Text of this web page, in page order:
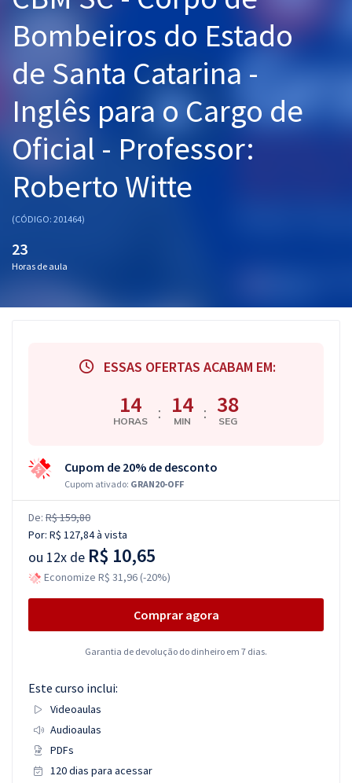
Graduação
Mentorias
Questões grátis
Conteúdo gratuito
Blog
Aprovados
Bombeiros do Estado
de Santa Catarina -
Inglês para o Cargo de
Oficial - Professor:
Roberto Witte
(CÓDIGO: 201464)
23
Horas de aula
ESSAS OFERTAS ACABAM EM:
14
HORAS : 14
MIN : 37
SEG
Cupom de 20% de desconto
Cupom ativado: GRAN20-OFF
De: R$ 159,80
Por: R$ 127,84à vista
ou 12x de R$ 10,65
Economize R$ 31,96 (-20%)
Comprar agora
Garantia de devolução do dinheiro em 7 dias.
Este curso inclui:
Videoaulas
Audioaulas
PDFs
120 dias para acessar